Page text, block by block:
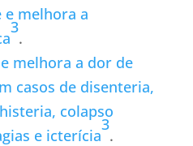
e melhora a
3
.
melhora a dor de
casos de disenteria,
colapso
e icterícia
3
.